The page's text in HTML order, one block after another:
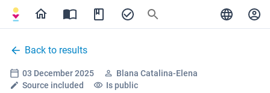
Back to results
03 December 2025
Blana Catalina-Elena
Source included
Is public